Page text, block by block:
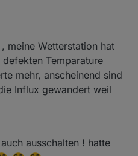
meine Wetterstation hat
Temparature
mehr, anscheinend sind
Influx gewandert weil
ausschalten ! hatte